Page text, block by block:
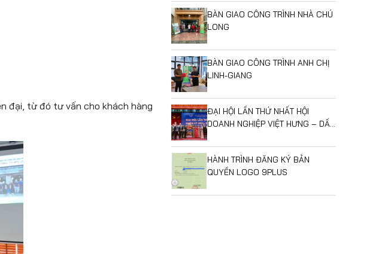
đại, từ đó tư vấn cho khách hàng
BÀN GIAO CÔNG TRÌNH NHÀ CHÚ
LONG
BÀN GIAO CÔNG TRÌNH ANH CHỊ
LINH-GIANG
ĐẠI HỘI LẦN THỨ NHẤT HỘI
DOANH NGHIỆP VIỆT HƯNG – DẤU
TRIỂN MỚI
HÀNH TRÌNH ĐĂNG KÝ BẢN
QUYỀN LOGO 9PLUS